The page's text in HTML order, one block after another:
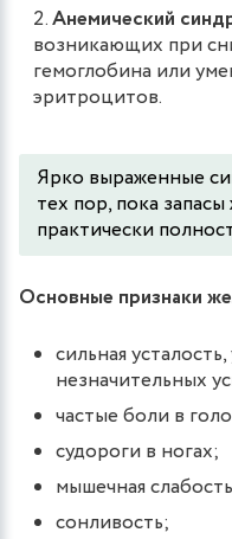
Анемический
возникающих при
гемоглобина или
эритроцитов.
Ярко выраженные
тех пор, пока
практически
Основные признаки
сильная
незначительных
частые боли в
судороги в ногах;
мышечная
сонливость;